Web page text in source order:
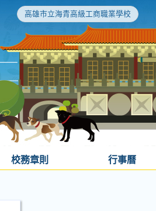
高雄市立海青高級工商職業學校
校務章則 行事曆